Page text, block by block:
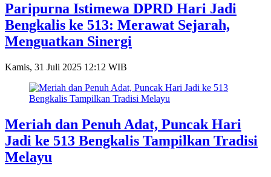
Paripurna Istimewa DPRD Hari Jadi
Bengkalis ke 513: Merawat Sejarah,
Menguatkan Sinergi
Kamis, 31 Juli 2025 12:12 WIB
Meriah dan Penuh Adat, Puncak Hari
Jadi ke 513 Bengkalis Tampilkan Tradisi
Melayu